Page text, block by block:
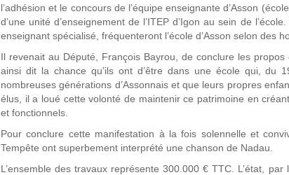
l’adhésion et le concours de l’équipe enseignante d’Asson
d’une unité d’enseignement de l’ITEP d’Igon au sein de
enseignant spécialisé, fréquenteront l’école d’Asson selon des
Il revenait au Député, François Bayrou, de conclure les propos
ainsi dit la chance qu’ils ont d’être dans une école qui, du
nombreuses générations d’Assonnais et que leurs propres
élus, il a loué cette volonté de maintenir ce patrimoine en
et fonctionnels.
Pour conclure cette manifestation à la fois solennelle et
Tempête ont superbement interprété une chanson de Nadau.
L’ensemble des travaux représente 300.000 € TTC. L’état,